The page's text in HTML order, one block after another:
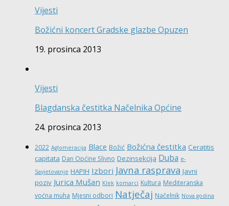
Vijesti
Božićni koncert Gradske glazbe Opuzen
19. prosinca 2013
Vijesti
Blagdanska čestitka Načelnika Općine
24. prosinca 2013
2022 Aglomeracija Blace Božić Božićna čestitka Ceratitis
capitata Dan Općine Slivno Dezinsekcija Duba e-
Savjetovanje HAPIH Izbori Javna rasprava Javni
poziv Jurica Mušan Klek komarci Kultura Mediteranska
voćna muha Mjesni odbori Natječaj Načelnik Nova godina